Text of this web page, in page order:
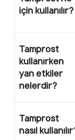
için kullanılır?
Tamprost
kullanırken
yan etkiler
nelerdir?
Tamprost
nasıl